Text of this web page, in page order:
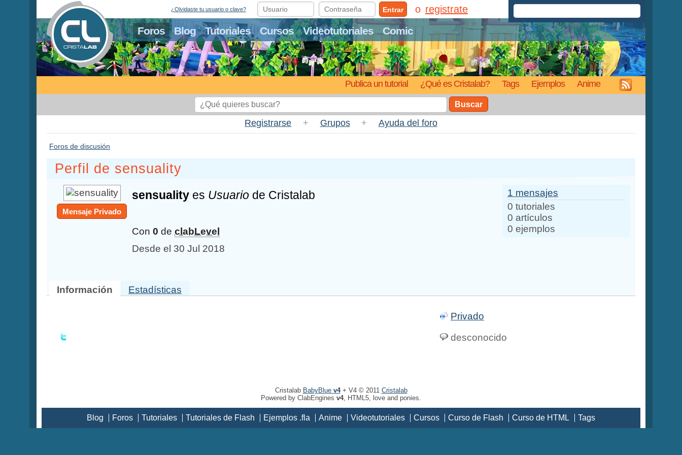
Foros Blog Tutoriales Cursos Videotutoriales Comic
Publica un tutorial ¿Qué es Cristalab? Tags Ejemplos Anime
¿Olvidaste tu usuario o clave? Entrar registrate
Buscar
Registrarse + Grupos + Ayuda del foro
Foros de discusión
Perfil de sensuality
Mensaje Privado
sensuality es Usuario de Cristalab
Con 0 de clabLevel
Desde el 30 Jul 2018
1 mensajes
0 tutoriales
0 artículos
0 ejemplos
Información Estadísticas
Privado
desconocido
Cristalab BabyBlue v4+ V4 © 2011 Cristalab
Powered by ClabEngines v4, HTML5, love and ponies.
Blog Foros Tutoriales Tutoriales de Flash Ejemplos .fla Anime Videotutoriales Cursos Curso de Flash Curso de HTML Tags